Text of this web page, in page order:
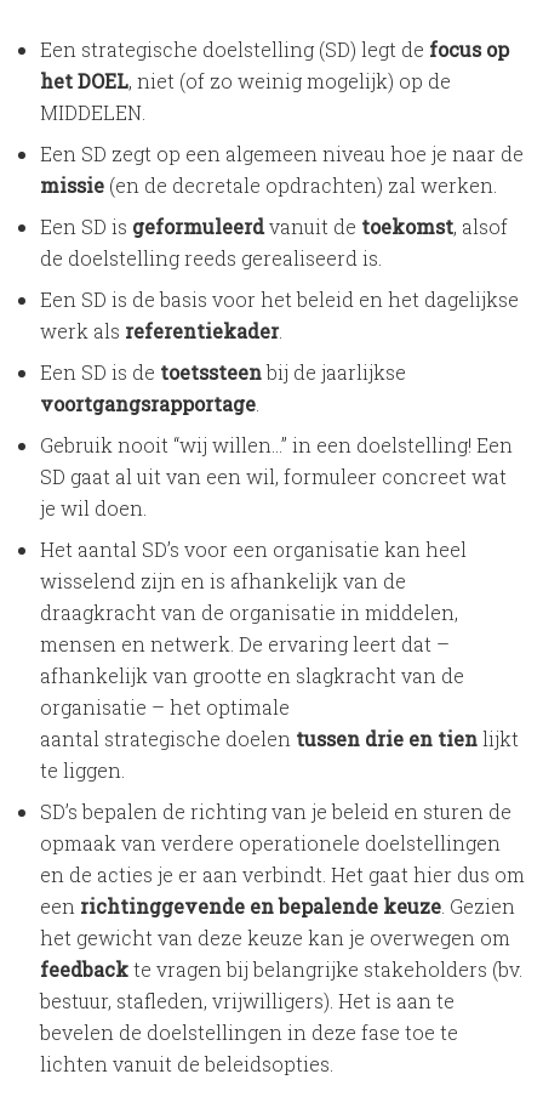
Een strategische doelstelling (SD) legt de focus op
het DOEL, niet (of zo weinig mogelijk) op de
MIDDELEN.
Een SD zegt op een algemeen niveau hoe je naar de
missie(en de decretale opdrachten) zal werken.
Een SD is geformuleerdvanuit de toekomst, alsof
de doelstelling reeds gerealiseerd is.
Een SD is de basis voor het beleid en het dagelijkse
werk als referentiekader.
Een SD is de toetssteenbij de jaarlijkse
voortgangsrapportage.
Gebruik nooit “wij willen…” in een doelstelling! Een
SD gaat al uit van een wil, formuleer concreet wat
je wil doen.
Het aantal SD’s voor een organisatie kan heel
wisselend zijn en is afhankelijk van de
draagkracht van de organisatie in middelen,
mensen en netwerk. De ervaring leert dat –
afhankelijk van grootte en slagkracht van de
organisatie – het optimale
aantal strategische doelen tussen drie en tienlijkt
te liggen.
SD’s bepalen de richting van je beleid en sturen de
opmaak van verdere operationele doelstellingen
en de acties je er aan verbindt. Het gaat hier dus om
een richtinggevende en bepalende keuze. Gezien
het gewicht van deze keuze kan je overwegen om
feedbackte vragen bij belangrijke stakeholders (bv.
bestuur, stafleden, vrijwilligers). Het is aan te
bevelen de doelstellingen in deze fase toe te
lichten vanuit de beleidsopties.